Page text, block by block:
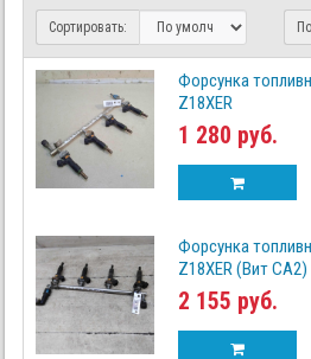
Сортировать:
Форсунка
Z18XER
1 280 руб.
Форсунка
Z18XER (Вит СА2)
2 155 руб.